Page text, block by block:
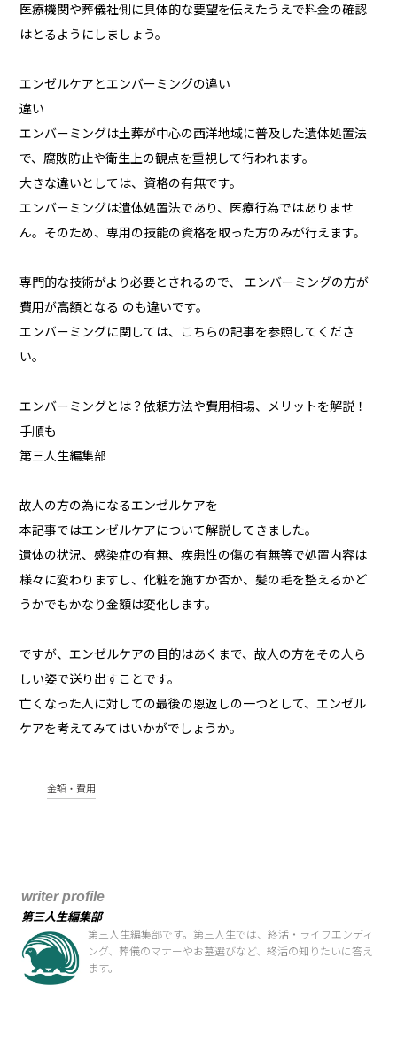
医療機関や葬儀社側に具体的な要望を伝えたうえで料金の確認
はとるようにしましょう。
エンゼルケアとエンバーミングの違い
違い
エンバーミングは土葬が中心の西洋地域に普及した遺体処置法
で、腐敗防止や衛生上の観点を重視して行われます。
大きな違いとしては、資格の有無です。
エンバーミングは遺体処置法であり、医療行為ではありませ
ん。そのため、専用の技能の資格を取った方のみが行えます。
専門的な技術がより必要とされるので、 エンバーミングの方が
費用が高額となる のも違いです。
エンバーミングに関しては、こちらの記事を参照してくださ
い。
エンバーミングとは？依頼方法や費用相場、メリットを解説！
手順も
第三人生編集部
故人の方の為になるエンゼルケアを
本記事ではエンゼルケアについて解説してきました。
遺体の状況、感染症の有無、疾患性の傷の有無等で処置内容は
様々に変わりますし、化粧を施すか否か、髪の毛を整えるかど
うかでもかなり金額は変化します。
ですが、エンゼルケアの目的はあくまで、故人の方をその人ら
しい姿で送り出すことです。
亡くなった人に対しての最後の恩返しの一つとして、エンゼル
ケアを考えてみてはいかがでしょうか。
金額・費用
writer profile
第三人生編集部
第三人生編集部です。第三人生では、終活・ライフエンディ
ング、葬儀のマナーやお墓選びなど、終活の知りたいに答え
ます。